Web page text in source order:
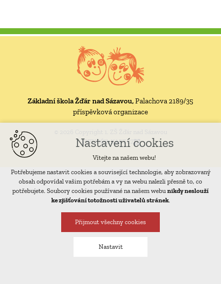
Základní škola Žďár nad Sázavou,Palachova 2189/35
příspěvková organizace
VYTVOŘIL XART.CZ
Nastavení cookies
Vítejte na našem webu!
Potřebujeme nastavit cookies a související technologie, aby zobrazovaný
obsah odpovídal vašim potřebám a vy na webu nalezli přesně to, co
potřebujete. Soubory cookies používané na našem webu nikdy neslouží
ke zjišťování totožnosti uživatelů stránek.
Přijmout všechny cookies
Nastavit